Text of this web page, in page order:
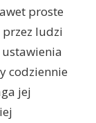
proste
przez ludzi
ustawienia
codziennie
jej